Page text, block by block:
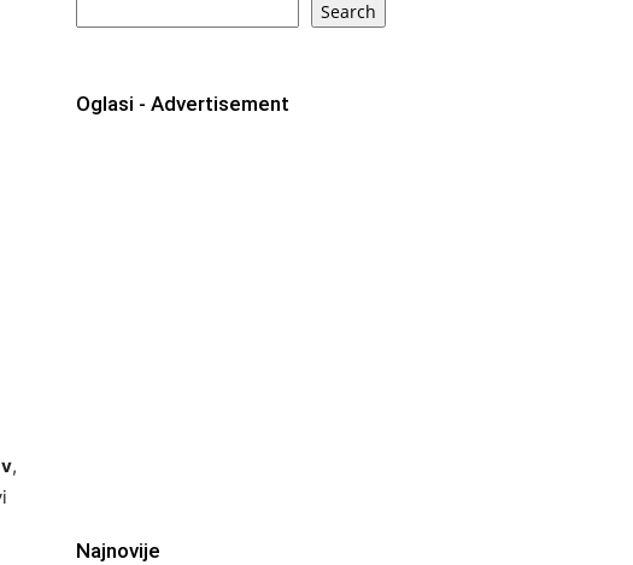
,
Search
Oglasi - Advertisement
Najnovije